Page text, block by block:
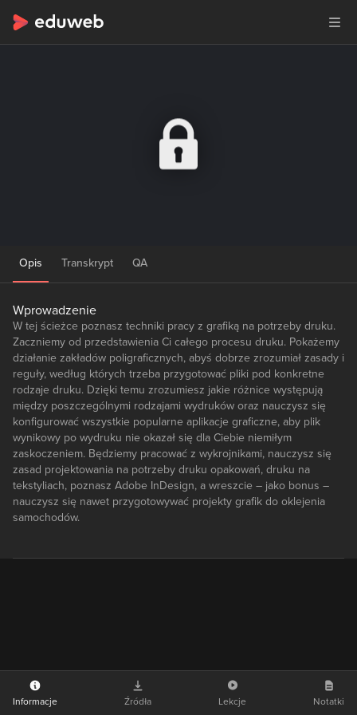
Opis Transkrypt QA
Wprowadzenie
W tej ścieżce poznasz techniki pracy z grafiką na potrzeby druku.
Zaczniemy od przedstawienia Ci całego procesu druku. Pokażemy
działanie zakładów poligraficznych, abyś dobrze zrozumiał zasady i
reguły, według których trzeba przygotować pliki pod konkretne
rodzaje druku. Dzięki temu zrozumiesz jakie różnice występują
między poszczególnymi rodzajami wydruków oraz nauczysz się
konfigurować wszystkie popularne aplikacje graficzne, aby plik
wynikowy po wydruku nie okazał się dla Ciebie niemiłym
zaskoczeniem. Będziemy pracować z wykrojnikami, nauczysz się
zasad projektowania na potrzeby druku opakowań, druku na
tekstyliach, poznasz Adobe InDesign, a wreszcie – jako bonus –
nauczysz się nawet przygotowywać projekty grafik do oklejenia
samochodów.
Informacje Źródła Lekcje Notatki